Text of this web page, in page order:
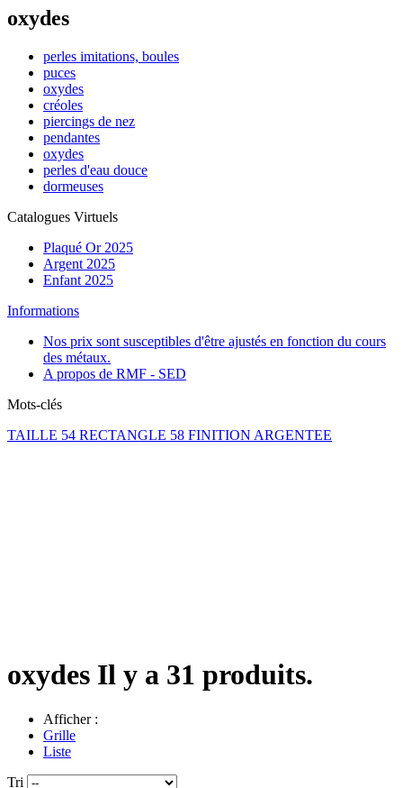
oxydes
perles imitations, boules
puces
oxydes
créoles
piercings de nez
pendantes
oxydes
perles d'eau douce
dormeuses
Catalogues Virtuels
Plaqué Or 2025
Argent 2025
Enfant 2025
Informations
Nos prix sont susceptibles d'être ajustés en fonction du cours
des métaux.
A propos de RMF - SED
Mots-clés
TAILLE 54 RECTANGLE 58 FINITION ARGENTEE
oxydes Il y a 31 produits.
Afficher :
Grille
Liste
Tri